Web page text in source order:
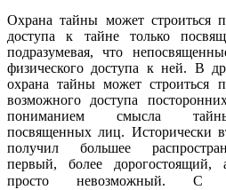
Охрана тайны может строиться
доступа к тайне только
подразумевая, что
физического доступа к ней. В
охрана тайны может строиться
возможного доступа
пониманием смысла
посвященных лиц. Исторически
получил большее
первый, более
просто невозможный. С